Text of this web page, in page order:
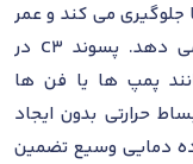
جلوگیری می کند و عمر
بیرینگ را در محیط های خشن افزایش می دهد. پسوند C3 در
پمپ ها یا فن ها
حرارتی بدون ایجاد
دمایی وسیع تضمین